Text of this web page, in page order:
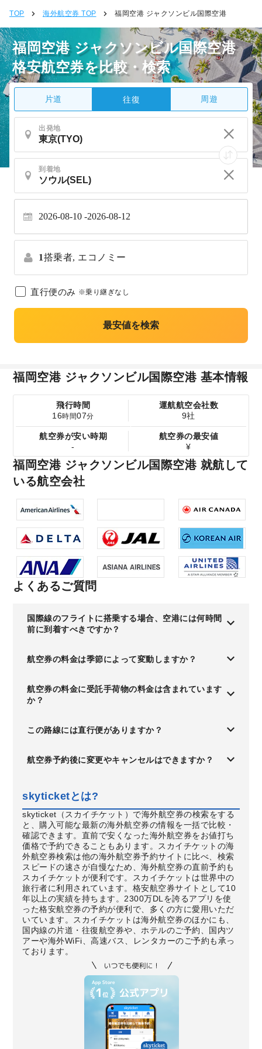
TOP 海外航空券 TOP 福岡空港 ジャクソンビル国際空港
福岡空港 ジャクソンビル国際空港
格安航空券を比較・検索
片道 往復 周遊
出発地
到着地
2026-08-10 2026-08-12
1搭乗者, エコノミー
直行便のみ ※乗り継ぎなし
最安値を検索
福岡空港 ジャクソンビル国際空港 基本情報
飛行時間
16時間07分
運航航空会社数
9社
航空券が安い時期
-
航空券の最安値
¥
福岡空港 ジャクソンビル国際空港 就航して
いる航空会社
よくあるご質問
国際線のフライトに搭乗する場合、空港には何時間
前に到着すべきですか？
航空券の料金は季節によって変動しますか？
航空券の料金に受託手荷物の料金は含まれています
か？
この路線には直行便がありますか？
航空券予約後に変更やキャンセルはできますか？
skyticketとは?
skyticket（スカイチケット）で海外航空券の検索をする
と、購入可能な最新の海外航空券の情報を一括で比較・
確認できます。直前で安くなった海外航空券をお値打ち
価格で予約できることもあります。スカイチケットの海
外航空券検索は他の海外航空券予約サイトに比べ、検索
スピードの速さが自慢なため、海外航空券の直前予約も
スカイチケットが便利です。スカイチケットは世界中の
旅行者に利用されています。格安航空券サイトとして10
年以上の実績を持ちます。2300万DLを誇るアプリを使
った格安航空券の予約が便利で、多くの方に愛用いただ
いています。スカイチケットは海外航空券のほかにも、
国内線の片道・往復航空券や、ホテルのご予約、国内ツ
アーや海外WiFi、高速バス、レンタカーのご予約も承っ
ております。